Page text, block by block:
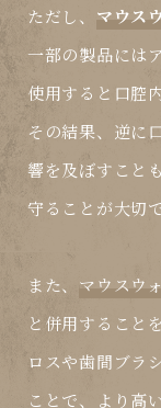
ただし、 マウス
一部の製品には
使用すると口腔
その結果、逆に
響を及ぼすこと
守ることが大切で
また、 マウスウ
と併用すること
ロスや歯間ブラ
ことで、より高